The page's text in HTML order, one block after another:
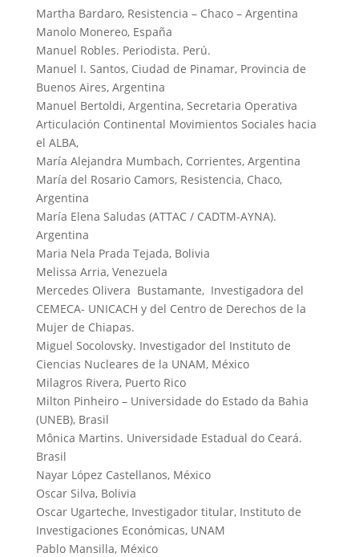
Martha Bardaro, Resistencia – Chaco – Argentina
Manolo Monereo, España
Manuel Robles. Periodista. Perú.
Manuel I. Santos, Ciudad de Pinamar, Provincia de
Buenos Aires, Argentina
Manuel Bertoldi, Argentina, Secretaria Operativa
Articulación Continental Movimientos Sociales hacia
el ALBA,
María Alejandra Mumbach, Corrientes, Argentina
María del Rosario Camors, Resistencia, Chaco,
Argentina
María Elena Saludas (ATTAC / CADTM-AYNA).
Argentina
Maria Nela Prada Tejada, Bolivia
Melissa Arria, Venezuela
Mercedes Olivera Bustamante, Investigadora del
CEMECA- UNICACH y del Centro de Derechos de la
Mujer de Chiapas.
Miguel Socolovsky. Investigador del Instituto de
Ciencias Nucleares de la UNAM, México
Milagros Rivera, Puerto Rico
Milton Pinheiro – Universidade do Estado da Bahia
(UNEB), Brasil
Mônica Martins. Universidade Estadual do Ceará.
Brasil
Nayar López Castellanos, México
Oscar Silva, Bolivia
Oscar Ugarteche, Investigador titular, Instituto de
Investigaciones Económicas, UNAM
Pablo Mansilla, México